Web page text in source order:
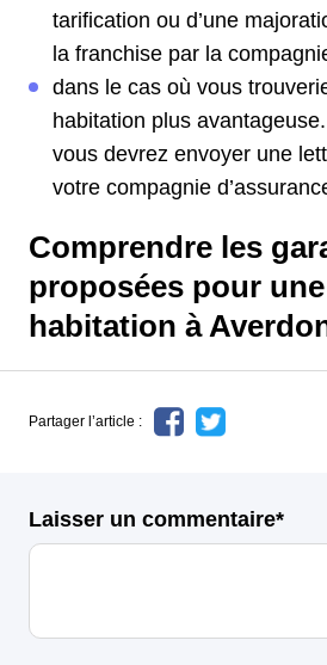
tarification ou d’une
la franchise par la
dans le cas où vous
habitation plus
vous devrez envoyer une
votre compagnie
Comprendre les
proposées pour
habitation à
Partager l’article :
Laisser un commentaire*